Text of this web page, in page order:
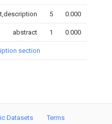
5 0.000
abstract 1 0.000
section
Datasets
Terms